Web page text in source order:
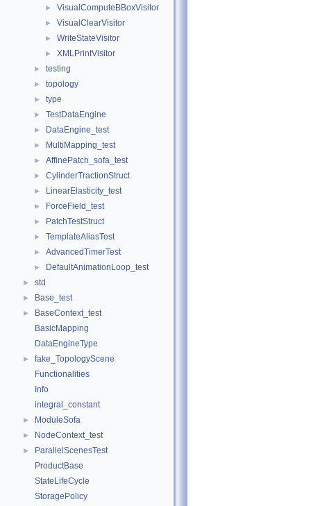
► VisualComputeBBoxVisitor
► VisualClearVisitor
► WriteStateVisitor
► XMLPrintVisitor
► testing
► topology
► type
► TestDataEngine
► DataEngine_test
► MultiMapping_test
► AffinePatch_sofa_test
► CylinderTractionStruct
► LinearElasticity_test
► ForceField_test
► PatchTestStruct
► TemplateAliasTest
► AdvancedTimerTest
► DefaultAnimationLoop_test
► std
► Base_test
►
BaseContext_test
BasicMapping
DataEngineType
►
fake_TopologyScene
Functionalities
Info
integral_constant
► ModuleSofa
► NodeContext_test
►
ParallelScenesTest
ProductBase
StateLifeCycle
StoragePolicy